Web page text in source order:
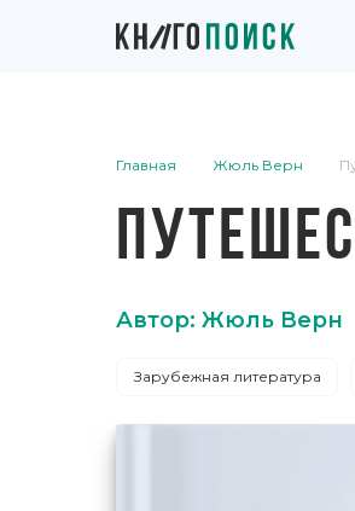
Главная Жюль Верн
Автор: Жюль Верн
Зарубежная литература